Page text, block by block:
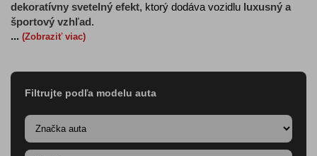
dekoratívny svetelný efekt, ktorý dodáva vozidlu luxusný a
športový vzhľad.
... (Zobraziť viac)
Filtrujte podľa modelu auta